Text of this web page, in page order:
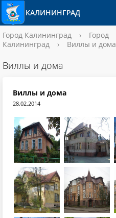
КАЛИНИНГРАД
Город Калининград › Город
Калининград
› Виллы и дома
Виллы и дома
Виллы и дома
28.02.2014